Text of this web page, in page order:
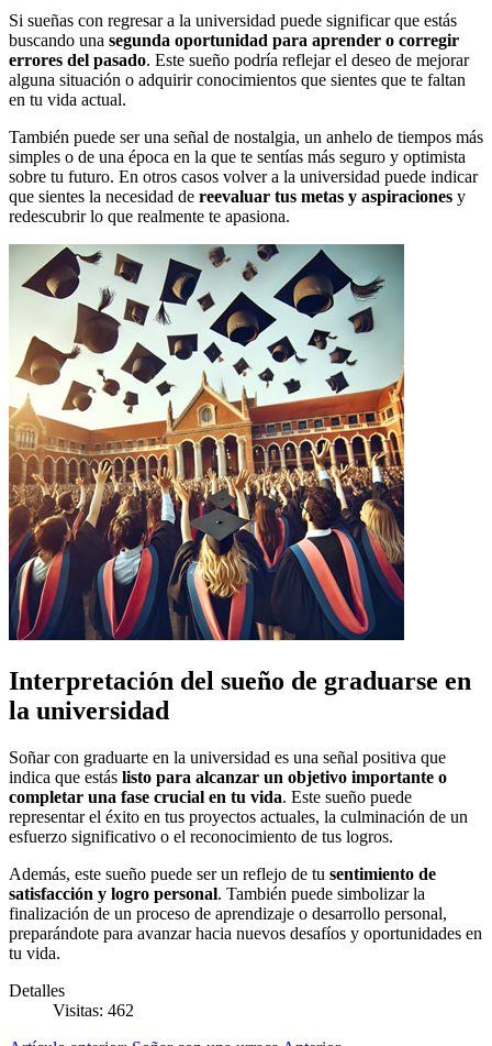
Si sueñas con regresar a la universidad puede significar que estás
buscando una segunda oportunidad para aprender o corregir
errores del pasado. Este sueño podría reflejar el deseo de mejorar
alguna situación o adquirir conocimientos que sientes que te faltan
en tu vida actual.
También puede ser una señal de nostalgia, un anhelo de tiempos más
simples o de una época en la que te sentías más seguro y optimista
sobre tu futuro. En otros casos volver a la universidad puede indicar
que sientes la necesidad de reevaluar tus metas y aspiraciones y
redescubrir lo que realmente te apasiona.
Interpretación del sueño de graduarse en
la universidad
Soñar con graduarte en la universidad es una señal positiva que
indica que estás listo para alcanzar un objetivo importante o
completar una fase crucial en tu vida. Este sueño puede
representar el éxito en tus proyectos actuales, la culminación de un
esfuerzo significativo o el reconocimiento de tus logros.
Además, este sueño puede ser un reflejo de tu sentimiento de
satisfacción y logro personal. También puede simbolizar la
finalización de un proceso de aprendizaje o desarrollo personal,
preparándote para avanzar hacia nuevos desafíos y oportunidades en
tu vida.
Detalles
Visitas: 462